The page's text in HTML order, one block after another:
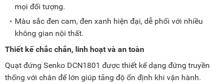
mọi đối tượng.
Màu sắc đen cam, đen xanh hiện đại, dễ phối với nhiều
không gian nội thất.
Thiết kế chắc chắn, linh hoạt và an toàn
Quạt đứng Senko DCN1801 được thiết kế dạng đứng truyền
thống với chân đế lớn giúp tăng độ ổn định khi vận hành.